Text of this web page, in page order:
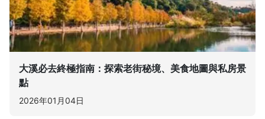
大溪必去終極指南：探索老街秘境、美食地圖與私房景
點
2026年01月04日